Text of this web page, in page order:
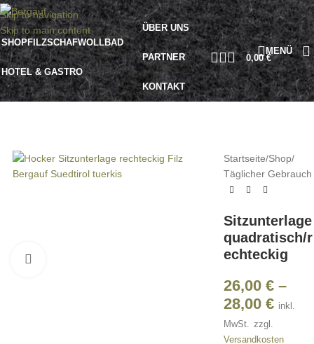
Skip to navigation
Skip to main content
SHOPFILZSCHAFWOLLBAD
HOTEL & GASTRO
ÜBER UNS
PARTNER
KONTAKT
0,00€
MENÜ
Startseite/Shop/
Täglicher Gebrauch
Sitzunterlage
quadratisch/r
echteckig
26,00 €–
28,00 € inkl.
MwSt. zzgl.
Versandkosten